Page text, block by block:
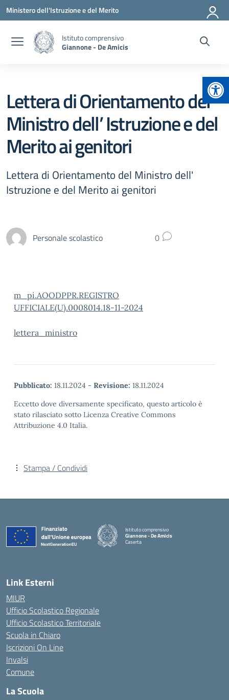
Vai ai contenuti
Vai al menu di navigazione
Vai al footer
Ministero dell'Istruzione e del Merito
Istituto comprensivo
Giannone - De Amicis
Lettera di Orientamento del
Ministro dell’ Istruzione e del
Merito ai genitori
Lettera di Orientamento del Ministro dell'
Istruzione e del Merito ai genitori
Personale scolastico 0
m_pi.AOODPPR.REGISTRO
UFFICIALE(U).0008014.18-11-2024
lettera_ministro
Pubblicato: 18.11.2024 - Revisione: 18.11.2024
Eccetto dove diversamente specificato, questo articolo è
stato rilasciato sotto Licenza Creative Commons
Attribuzione 4.0 Italia.
Stampa / Condividi
Istituto comprensivo
Giannone - De Amicis
Caserta
Link Esterni
MIUR
Ufficio Scolastico Regionale
Ufficio Scolastico Territoriale
Scuola in Chiaro
Iscrizioni On Line
Invalsi
Comune
La Scuola